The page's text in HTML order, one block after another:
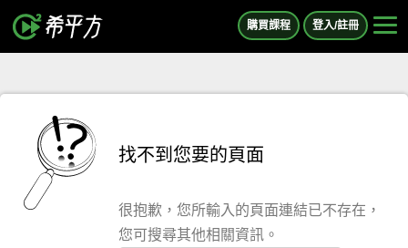
購買課程 登入/註冊
找不到您要的頁面
很抱歉，您所輸入的頁面連結已不存在，
您可搜尋其他相關資訊。